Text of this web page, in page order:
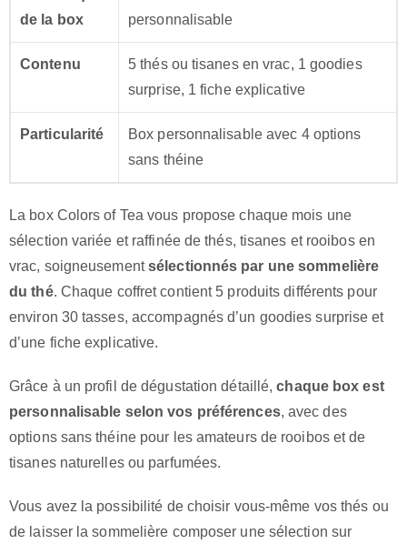
de la box
personnalisable
Contenu
5 thés ou tisanes en vrac, 1 goodies
surprise, 1 fiche explicative
Particularité
Box personnalisable avec 4 options
sans théine
La box Colors of Tea vous propose chaque mois une
sélection variée et raffinée de thés, tisanes et rooibos en
vrac, soigneusementsélectionnés par une sommelière
du thé. Chaque coffret contient 5 produits différents pour
environ 30 tasses, accompagnés d’un goodies surprise et
d’une fiche explicative.
Grâce à un profil de dégustation détaillé,chaque box est
personnalisable selon vos préférences, avec des
options sans théine pour les amateurs de rooibos et de
tisanes naturelles ou parfumées.
Vous avez la possibilité de choisir vous-même vos thés ou
de laisser la sommelière composer une sélection sur